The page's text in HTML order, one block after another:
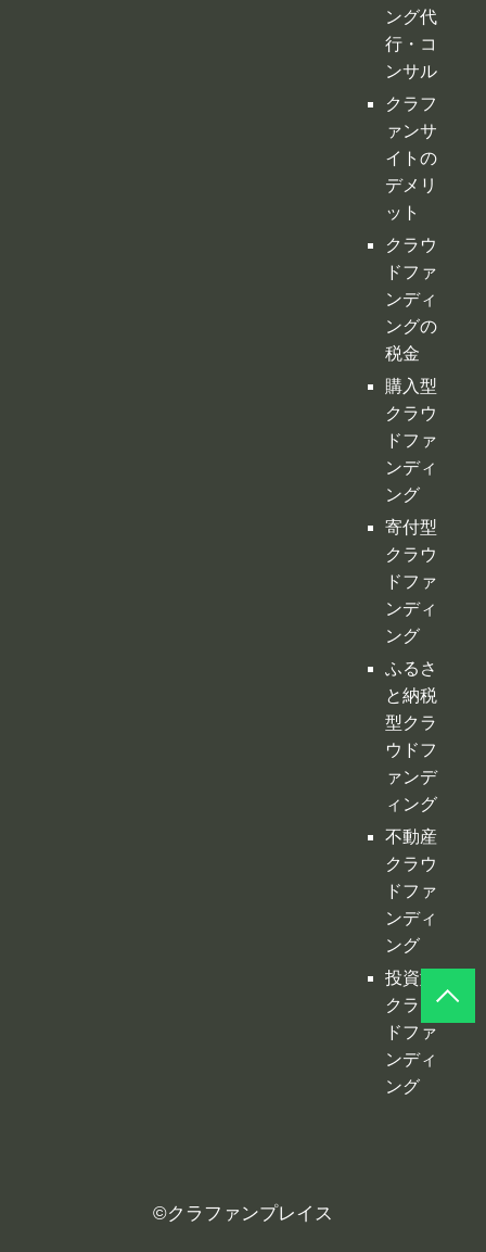
ング代
行・コ
ンサル
クラフ
ァンサ
イトの
デメリ
ット
クラウ
ドファ
ンディ
ングの
税金
購入型
クラウ
ドファ
ンディ
ング
寄付型
クラウ
ドファ
ンディ
ング
ふるさ
と納税
型クラ
ウドフ
ァンデ
ィング
不動産
クラウ
ドファ
ンディ
ング
投資型
クラウ
ドファ
ンディ
ング
©クラファンプレイス